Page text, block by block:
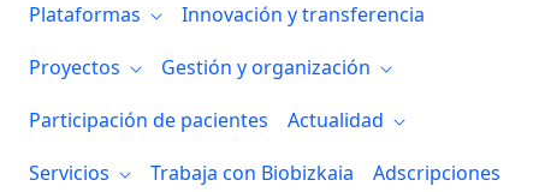
Plataformas
Innovación y transferencia
Proyectos
Gestión y organización
Participación de pacientes
Actualidad
Servicios
Trabaja con Biobizkaia
Adscripciones